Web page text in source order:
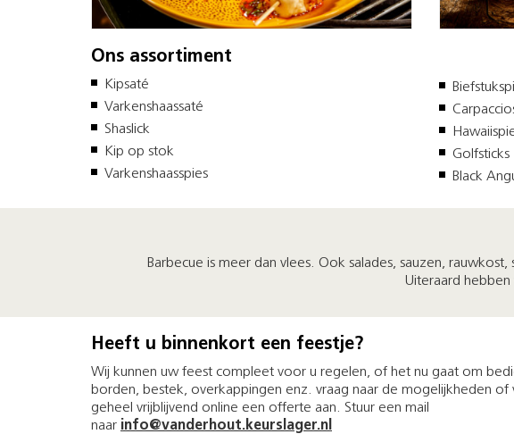
Ons assortiment
Kipsaté
Varkenshaassaté
Shaslick
Kip op stok
Varkenshaasspies
Golfsticks
Black
Barbecue is meer dan vlees. Ook salades, sauzen,
Uiteraard
Heeft u binnenkort een feestje?
Wij kunnen uw feest compleet voor u regelen, of het nu gaat om
borden, bestek, overkappingen enz. vraag naar de mogelijkheden of
geheel vrijblijvend online een offerte aan. Stuur een mail
naar info@vanderhout.keurslager.nl